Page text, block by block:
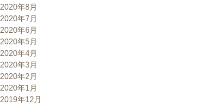
2020年8月
2020年7月
2020年6月
2020年5月
2020年4月
2020年3月
2020年2月
2020年1月
2019年12月